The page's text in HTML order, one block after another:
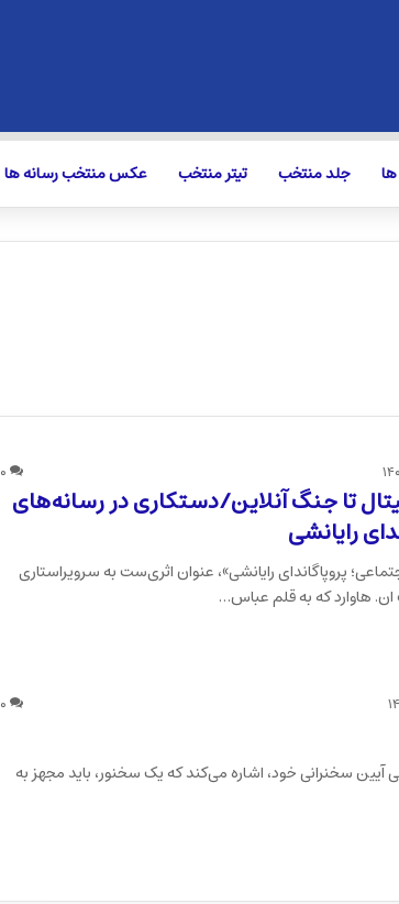
جلد منتخب تیتر منتخب عکس منتخب رسانه ها
۰
تا جنگ آنلاین/دستکاری در رسانه‌های
رایانشی
پروپاگاندای رایانشی»، عنوان اثری‌ست به سرویراستاری
هاوارد که به قلم عباس…
۰
آیین سخنرانی خود، اشاره می‌کند که یک سخنور، باید مجهز به